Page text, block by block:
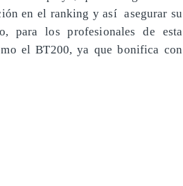
en el ranking y así asegurar su
para los profesionales de esta
el BT200, ya que bonifica con